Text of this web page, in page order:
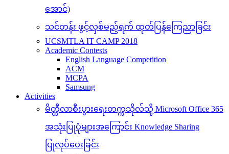
အောင်)
သင်တန်း ဖွင့်လှစ်မည့်ရက် ထုတ်ပြန်ကြေညာခြင်း
UCSMTLA IT CAMP 2018
Academic Contests
English Language Competition
ACM
MCPA
Samsung
Activities
မိတ္ထီလာစီးပွားရေးတက္ကသိုလ်သို့ Microsoft Office 365
အသုံးပြုပုံများအကြောင်း Knowledge Sharing
ပြုလုပ်ပေးခြင်း